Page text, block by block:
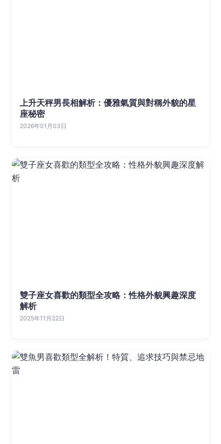
上升天秤男長相解析：優雅氣質與對稱外貌的星
座秘密
2026年01月03日
雙子座女喜歡的類型全攻略：性格外貌興趣深度
解析
2025年11月22日